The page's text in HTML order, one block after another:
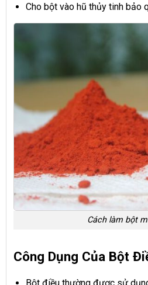
Cho bột vào hũ thủy tinh bảo
Cách làm bột
Công Dụng Của Bột